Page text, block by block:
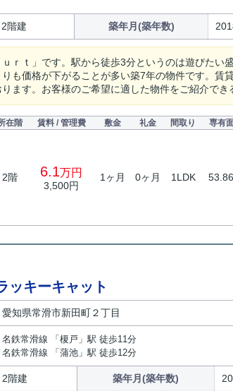
2階建 築年月(築年数)
ｒｔ」です。駅から徒歩3分というのは遊びたい
も価格が下がることが多い築7年の物件です。賃
ます。お客様のご希望に適した物件をご紹介でき
在階 賃料 / 管理費 敷金 礼金 間取り 専有
2階 6.1万円
3,500円
1ヶ月 0ヶ月 1LDK
ッキーキャット
愛知県常滑市新田町２丁目
名鉄常滑線 「榎戸」駅 徒歩11分
名鉄常滑線 「蒲池」駅 徒歩12分
2階建 築年月(築年数)